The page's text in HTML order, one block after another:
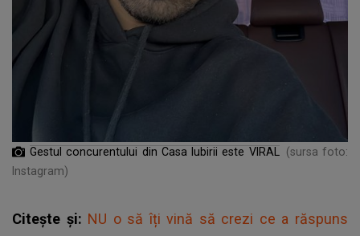
Gestul concurentului din Casa Iubirii este VIRAL
(sursa foto:
Instagram)
Citește și: NU o să îți vină să crezi ce a răspuns